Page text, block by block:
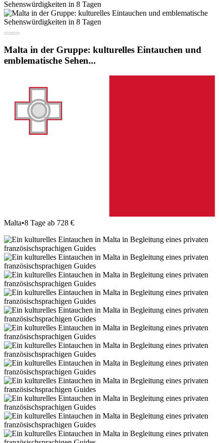
Malta in der Gruppe: kulturelles Eintauchen und
emblematische Sehen...
Malta•8 Tage ab 728 €